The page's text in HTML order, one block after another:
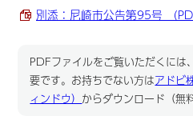
別添：尼崎市公告第95号 （
PDFファイルをご覧いただくに
要です。お持ちでない方はアドビ
ィンドウ） からダウンロード（無